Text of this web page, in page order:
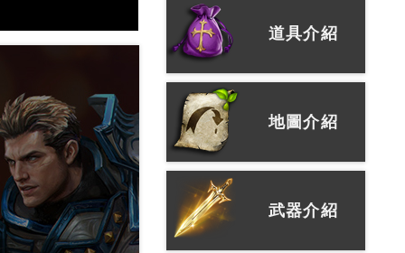
道具介紹
地圖介紹
武器介紹